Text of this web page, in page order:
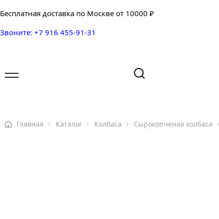
Бесплатная доставка по Москве от 10000 ₽
Звоните: +7 916 455-91-31
Главная Каталог Колбаса Сырокопченая колбаса
Ваш вопрос